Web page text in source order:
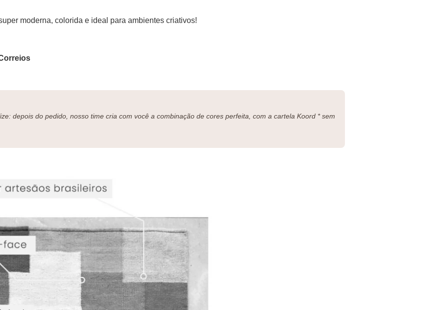
moderna, colorida e ideal para ambientes criativos!
depois do pedido, nosso time cria com você a combinação de cores perfeita, com a cartela Koord * sem